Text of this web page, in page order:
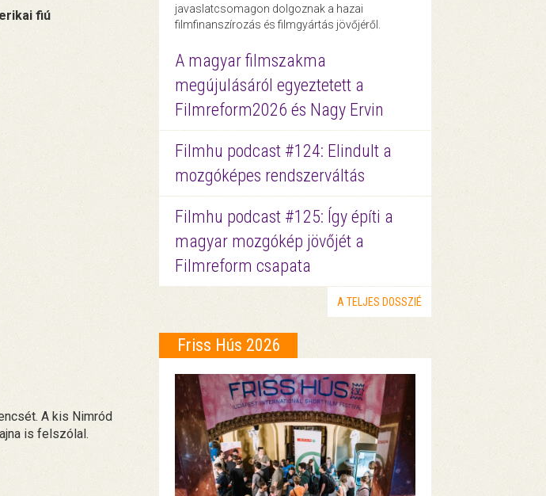
fiú
A kis Nimród
is felszólal.
javaslatcsomagon dolgoznak a hazai
filmfinanszírozás és filmgyártás jövőjéről.
A magyar filmszakma
megújulásáról egyeztetett a
Filmreform2026 és Nagy Ervin
Filmhu podcast #124: Elindult a
mozgóképes rendszerváltás
Filmhu podcast #125: Így építi a
magyar mozgókép jövőjét a
Filmreform csapata
A TELJES DOSSZIÉ
Friss Hús 2026